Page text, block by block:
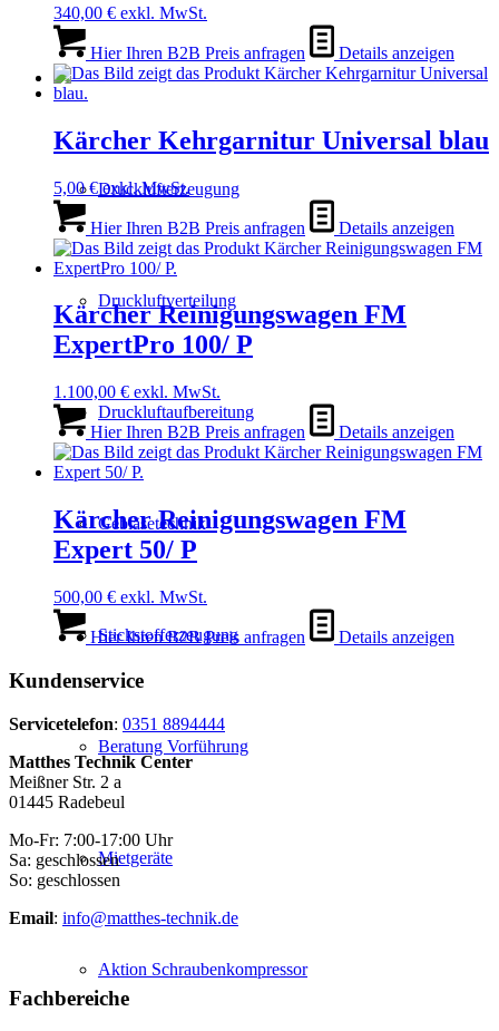
Drucklufterzeugung
Druckluftverteilung
Druckluftaufbereitung
Gebläsetechnik
Stickstofferzeugung
Beratung Vorführung
Mietgeräte
Aktion Schraubenkompressor
340,00 € exkl. MwSt.
Hier Ihren B2B Preis anfragen Details anzeigen
Kärcher Kehrgarnitur Universal blau
5,00€exkl. MwSt.
Hier Ihren B2B Preis anfragen Details anzeigen
Kärcher Reinigungswagen FM
ExpertPro 100/ P
1.100,00 € exkl. MwSt.
Hier Ihren B2B Preis anfragen Details anzeigen
Kärcher Reinigungswagen FM
Expert 50/ P
500,00 € exkl. MwSt.
Hier Ihren B2B Preis anfragen Details anzeigen
Kundenservice
Servicetelefon: 0351 8894444
Matthes Technik Center
Meißner Str. 2 a
01445 Radebeul
Mo-Fr: 7:00-17:00 Uhr
Sa: geschlossen
So: geschlossen
Email: info@matthes-technik.de
Fachbereiche